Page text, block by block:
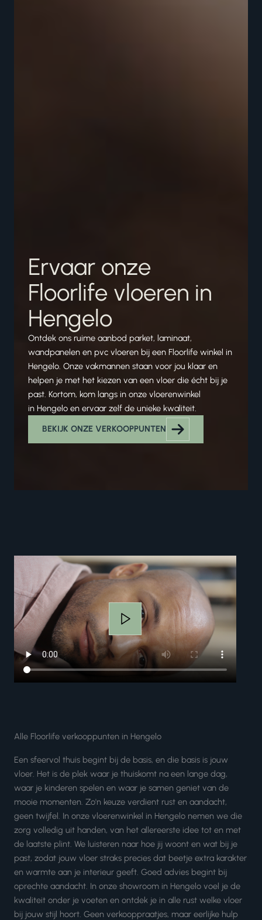
Ervaar onze
Floorlife vloeren in
Hengelo
Ontdek ons ruime aanbod parket, laminaat,
wandpanelen en pvc vloeren bij een Floorlife winkel in
Hengelo. Onze vakmannen staan voor jou klaar en
helpen je met het kiezen van een vloer die écht bij je
past. Kortom, kom langs in onze vloerenwinkel
in Hengelo en ervaar zelf de unieke kwaliteit.
BEKIJK ONZE VERKOOPPUNTEN
Alle Floorlife verkooppunten in Hengelo
Een sfeervol thuis begint bij de basis, en die basis is jouw
vloer. Het is de plek waar je thuiskomt na een lange dag,
waar je kinderen spelen en waar je samen geniet van de
mooie momenten. Zo'n keuze verdient rust en aandacht,
geen twijfel. In onze vloerenwinkel in Hengelo nemen we die
zorg volledig uit handen, van het allereerste idee tot en met
de laatste plint. We luisteren naar hoe jij woont en wat bij je
past, zodat jouw vloer straks precies dat beetje extra karakter
en warmte aan je interieur geeft. Goed advies begint bij
oprechte aandacht. In onze showroom in Hengelo voel je de
kwaliteit onder je voeten en ontdek je in alle rust welke vloer
bij jouw stijl hoort. Geen verkooppraatjes, maar eerlijke hulp